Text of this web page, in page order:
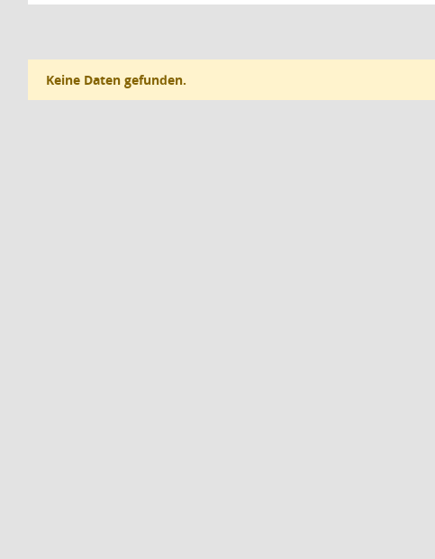
Keine Daten gefunden.